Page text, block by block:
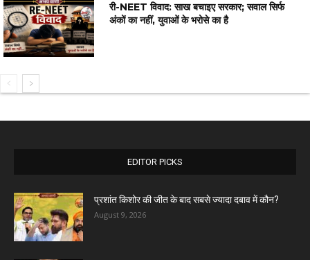
री-NEET विवाद: साख बचाइए सरकार; सवाल सिर्फ
अंकों का नहीं, युवाओं के भरोसे का है
EDITOR PICKS
प्रशांत किशोर की जीत के बाद सबसे ज्यादा दबाव में कौन?
August 9, 2026